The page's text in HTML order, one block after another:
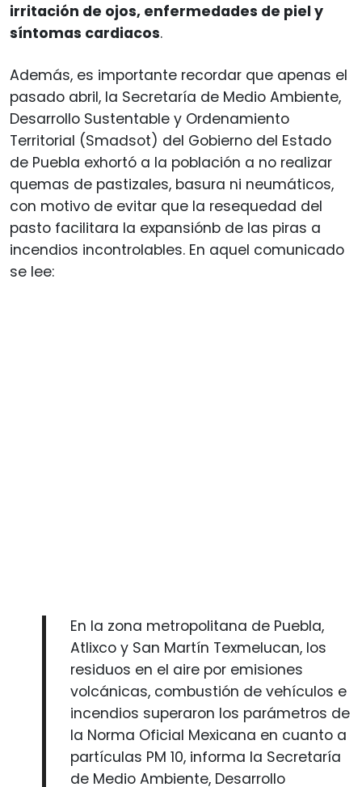
irritación de ojos, enfermedades de piel y
síntomas cardiacos.
Además, es importante recordar que apenas el
pasado abril, la Secretaría de Medio Ambiente,
Desarrollo Sustentable y Ordenamiento
Territorial (Smadsot) del Gobierno del Estado
de Puebla exhortó a la población a no realizar
quemas de pastizales, basura ni neumáticos,
con motivo de evitar que la resequedad del
pasto facilitara la expansiónb de las piras a
incendios incontrolables. En aquel comunicado
se lee:
En la zona metropolitana de Puebla,
Atlixco y San Martín Texmelucan, los
residuos en el aire por emisiones
volcánicas, combustión de vehículos e
incendios superaron los parámetros de
la Norma Oficial Mexicana en cuanto a
partículas PM 10, informa la Secretaría
de Medio Ambiente, Desarrollo